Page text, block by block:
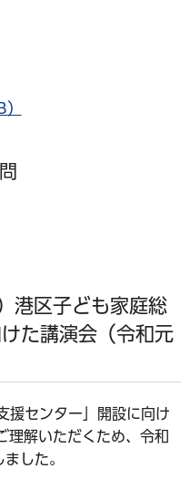
港区子ども家庭総
た講演会（令和元
援センター」開設に向け
理解いただくため、令和
した。